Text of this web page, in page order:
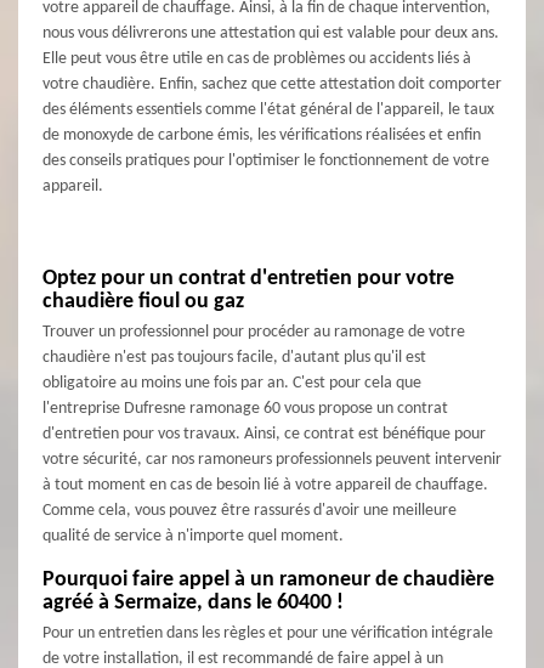
votre appareil de chauffage. Ainsi, à la fin de chaque intervention,
nous vous délivrerons une attestation qui est valable pour deux ans.
Elle peut vous être utile en cas de problèmes ou accidents liés à
votre chaudière. Enfin, sachez que cette attestation doit comporter
des éléments essentiels comme l'état général de l'appareil, le taux
de monoxyde de carbone émis, les vérifications réalisées et enfin
des conseils pratiques pour l'optimiser le fonctionnement de votre
appareil.
Optez pour un contrat d'entretien pour votre
chaudière fioul ou gaz
Trouver un professionnel pour procéder au ramonage de votre
chaudière n'est pas toujours facile, d'autant plus qu'il est
obligatoire au moins une fois par an. C'est pour cela que
l'entreprise Dufresne ramonage 60 vous propose un contrat
d'entretien pour vos travaux. Ainsi, ce contrat est bénéfique pour
votre sécurité, car nos ramoneurs professionnels peuvent intervenir
à tout moment en cas de besoin lié à votre appareil de chauffage.
Comme cela, vous pouvez être rassurés d'avoir une meilleure
qualité de service à n'importe quel moment.
Pourquoi faire appel à un ramoneur de chaudière
agréé à Sermaize, dans le 60400 !
Pour un entretien dans les règles et pour une vérification intégrale
de votre installation, il est recommandé de faire appel à un